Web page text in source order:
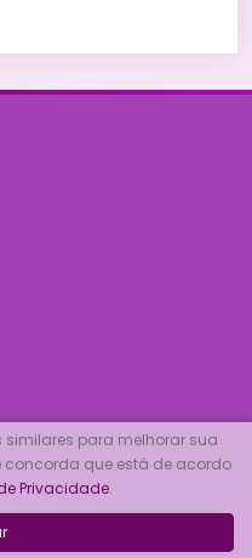
similares para melhorar sua
concorda que está de acordo
Privacidade.